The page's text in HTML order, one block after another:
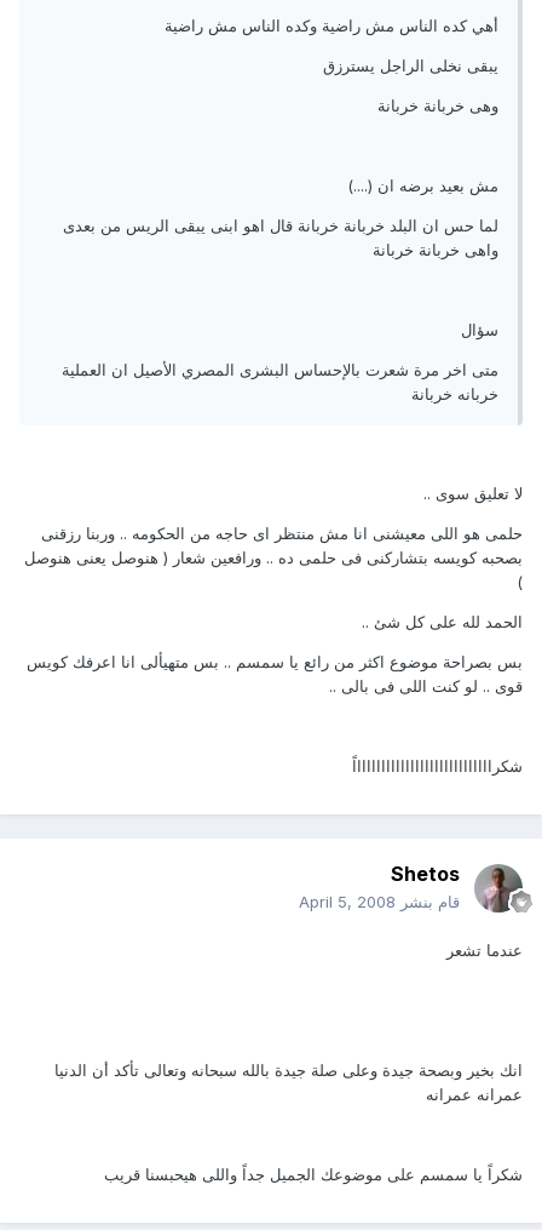
أهي كده الناس مش راضية وكده الناس مش راضية
يبقى نخلى الراجل يسترزق
وهى خربانة خربانة
مش بعيد برضه ان (....)
لما حس ان البلد خربانة خربانة قال اهو ابنى يبقى الريس من بعدى
واهى خربانة خربانة
سؤال
متى اخر مرة شعرت بالإحساس البشرى المصري الأصيل ان العملية
خربانه خربانة
لا تعليق سوى ..
حلمى هو اللى معيشنى انا مش منتظر اى حاجه من الحكومه .. وربنا رزقنى
بصحبه كويسه بتشاركنى فى حلمى ده .. ورافعين شعار ( هنوصل يعنى هنوصل
الحمد لله على كل شئ ..
بس بصراحة موضوع اكثر من رائع يا سمسم .. بس متهيألى انا اعرفك كويس
قوى .. لو كنت اللى فى بالى ..
شكراااااااااااااااااااااااااااااً
Shetos
قام بنشر April 5, 2008
عندما تشعر
انك بخير وبصحة جيدة وعلى صلة جيدة بالله سبحانه وتعالى تأكد أن الدنيا
عمرانه عمرانه
شكراً يا سمسم على موضوعك الجميل جداً واللى هيحبسنا قريب